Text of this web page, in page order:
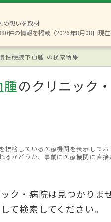
の想いを取材
件の情報を掲載（2026年8月08日現在
性硬膜下血腫 の検索結果
腫のクリニック
榜している医療機関を表示してお
かどうか、事前に医療機関に直接
ク・病院は見つかりま
て検索してください。